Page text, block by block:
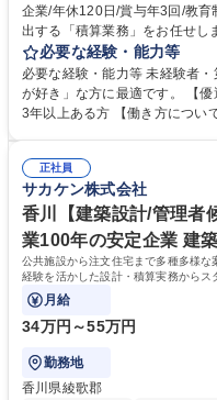
企業/年休120日/賞与年3回/教育制度◎ 仕事の内容 建築にか
出する「積算業務」をお任せし
読み解く、建築の要となる専門
生モノのスキルが身につきます。 ★【地域への貢献と挑戦】地元のイ
ラを支える誇りをもてる仕事 ■
等の積算。100年の歴史が 生む
全です。 ■【施工実績】https://
種 未経験OK【建築積算】創業
育制度◎
必要な経験・能力等
必要な経験・能力等 未経験者
が好き」な方に最適です。 【
3年以上ある方 【働き方について】2026年4月より完全週休二日制（年間
年創業。「香川の有力企業と言
あります。歴史を大切にしなが
や新福利厚生の導入など、常に
歴・資格 学歴：大学院 大学 高
種運転免許普通自動車
正社員
サカケン株式会社
香川【建築設計/管理者
業100年の安定企業 建
公共施設から注文住宅まで多種多様
経験を活かした設計・積算実務からス
マネジメントを担っていただく予定で
月給
34万円～55万円
勤務地
香川県綾歌郡